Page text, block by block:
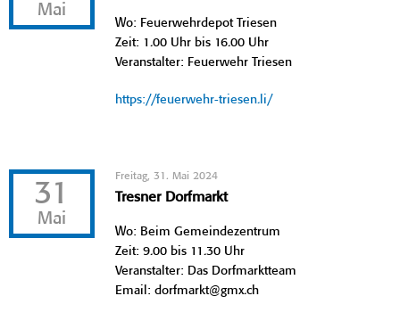
Mai
Wo: Feuerwehrdepot Triesen
Zeit: 1.00 Uhr bis 16.00 Uhr
Veranstalter: Feuerwehr Triesen
https://feuerwehr-triesen.li/
31
Mai
Freitag, 31. Mai 2024
Tresner Dorfmarkt
Wo: Beim Gemeindezentrum
Zeit: 9.00 bis 11.30 Uhr
Veranstalter: Das Dorfmarktteam
Email: dorfmarkt@gmx.ch